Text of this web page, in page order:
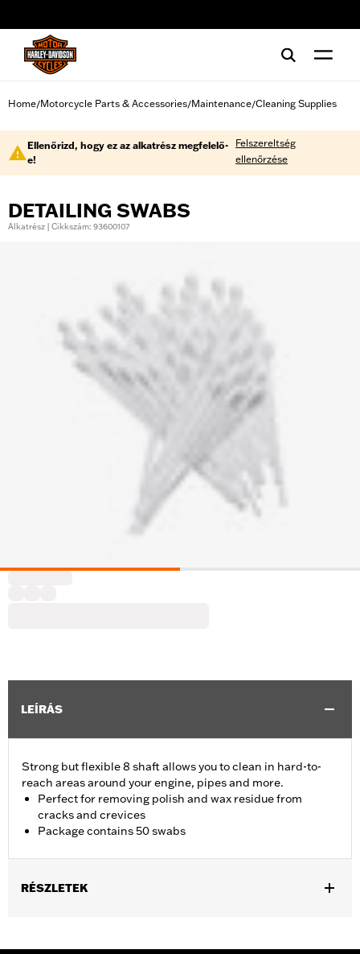
Home/Motorcycle Parts & Accessories/Maintenance/Cleaning Supplies
Ellenőrizd, hogy ez az alkatrész megfelelő-
e!
Felszereltség
ellenőrzése
DETAILING SWABS
Alkatrész | Cikkszám: 93600107
LEÍRÁS
Strong but flexible 8 shaft allows you to clean in hard-to-
reach areas around your engine, pipes and more.
Perfect for removing polish and wax residue from
cracks and crevices
Package contains 50 swabs
RÉSZLETEK